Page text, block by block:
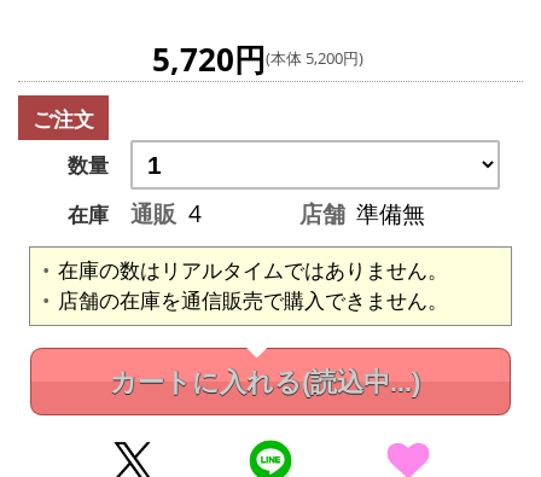
5,720円(本体 5,200円)
ご注文
数量
在庫
通販 4 店舗 準備無
在庫の数はリアルタイムではありません。
店舗の在庫を通信販売で購入できません。
カートに入れる(読込中...)